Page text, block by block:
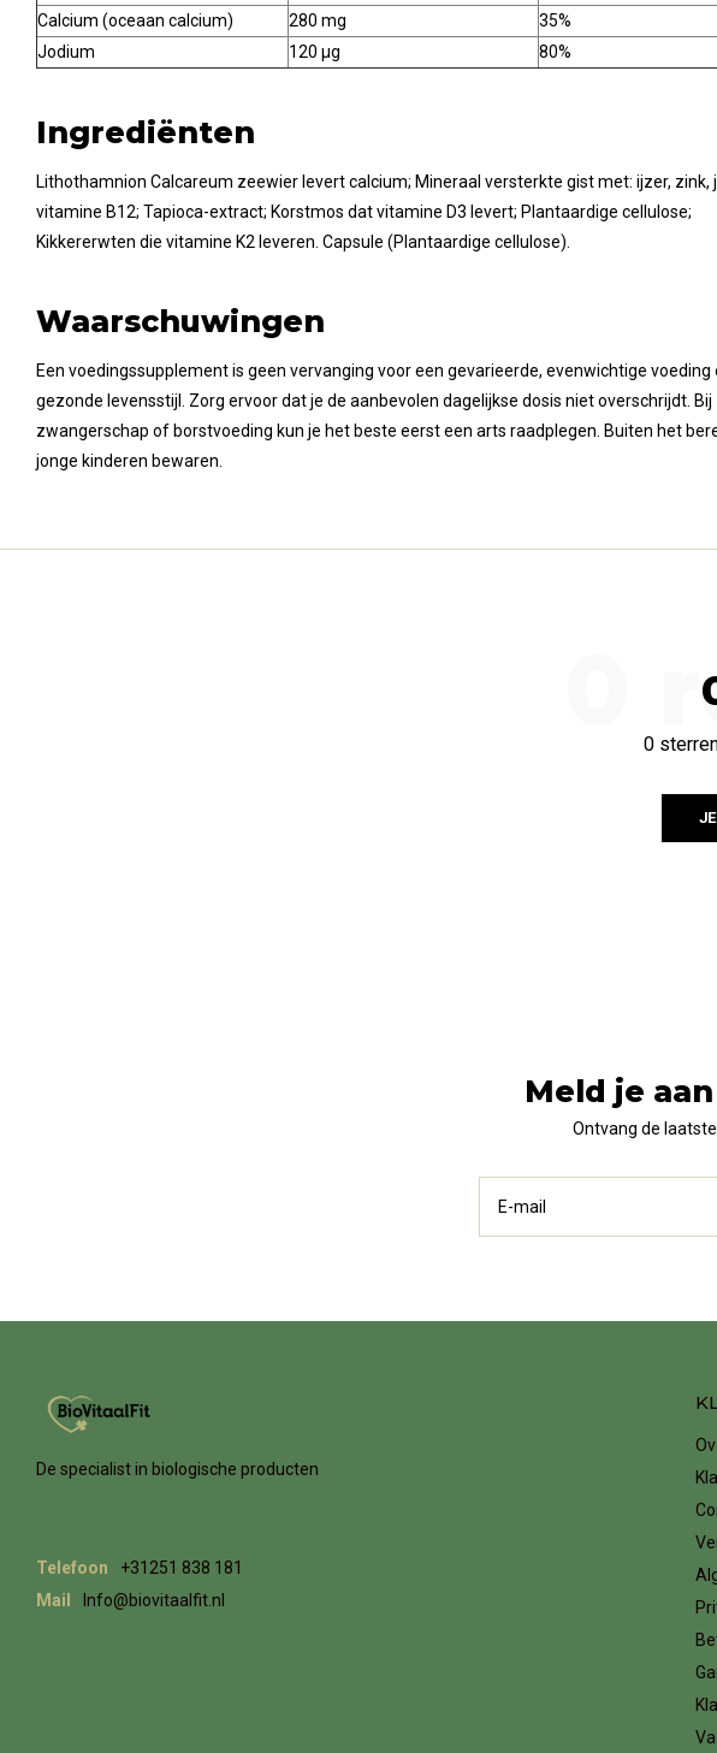
Calcium (oceaan calcium)
280 mg
35%
Jodium
120 µg 80%
Ingrediënten
Lithothamnion Calcareum zeewier levert calcium; Mineraal versterkte gist met: ijzer, zink,
vitamine B12; Tapioca-extract; Korstmos dat vitamine D3 levert; Plantaardige cellulose;
Kikkererwten die vitamine K2 leveren. Capsule (Plantaardige cellulose).
Waarschuwingen
Een voedingssupplement is geen vervanging voor een gevarieerde, evenwichtige voeding
gezonde levensstijl. Zorg ervoor dat je de aanbevolen dagelijkse dosis niet overschrijdt. Bij
zwangerschap of borstvoeding kun je het beste eerst een arts raadplegen. Buiten het
jonge kinderen bewaren.
0
0
Meld je
Ontvang de
De specialist in biologische producten
Telefoon
+31251 838 181
Mail
Info@biovitaalfit.nl